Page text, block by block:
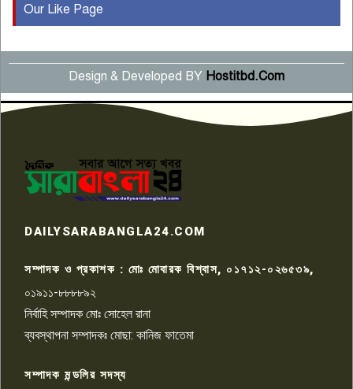
৫
বছর পূর্তি উদযাপন
৬
সংবাদ সম্মেলনে অভিযোগ অস্বীকার
উদ্দেশ্য প্রণোদিত সংবাদ প্রকাশের
প্রতিবাদ নাজির হাসানের
৭
কেটে ঘরে ঢুকে স্কুল শিক্ষিকাকে হত্যা
টয়লেটের ট্যাংকি থেকে লাশ উদ্ধার
রাজশাহীতে সন্ত্রাসী হামলায় গুরুতর
৯
চাঁদাবাজি ও হয়রানির অভিযোগ
Our Like Page
Design & Developed BY Hostitbd.Com
DAILYSARABANGLA24.COM
সম্পাদক ও প্রকাশক : মোঃ মোবারক বিশ্বাস, ০১৭১২-০২৬৫৩৯,
০১৯১১-৮৮৮৮৯২
নির্বাহি সম্পাদক মোঃ সোহেল রানা
ব্যবস্থাপনা সম্পাদকঃ মোছা: কানিজ ফাতেমা
সম্পাদক মন্ডলির সদস্য